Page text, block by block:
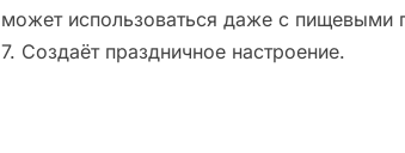
может использоваться даже с пищевыми
7. Создаёт праздничное настроение.